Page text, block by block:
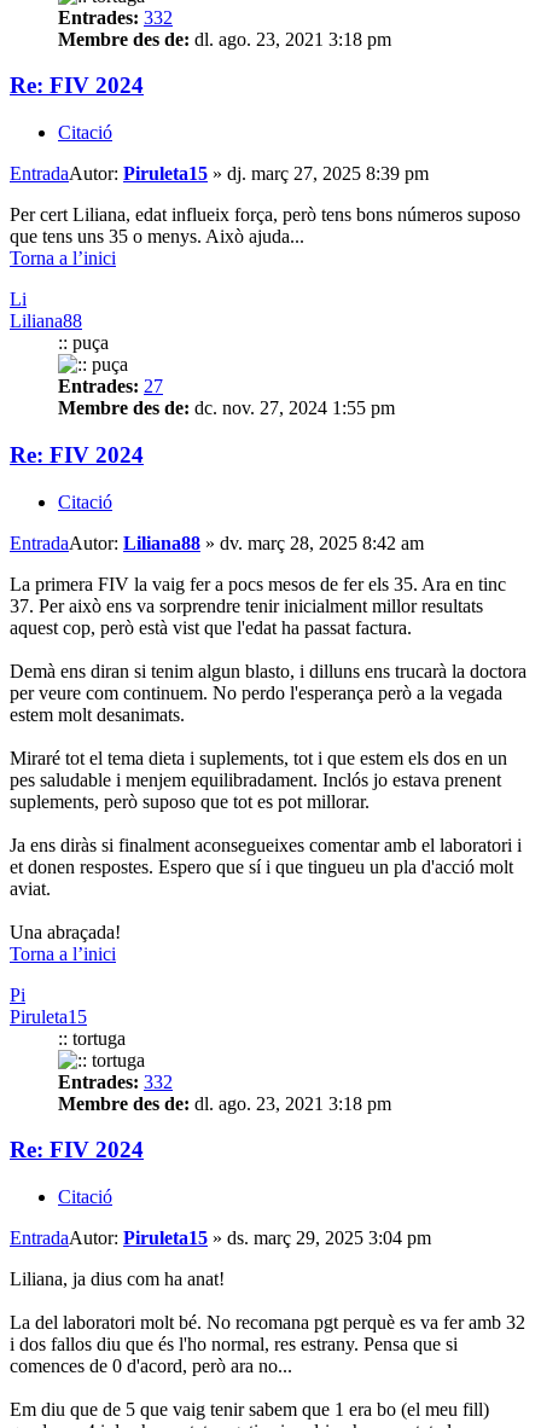
Entrades: 332
Membre des de: dl. ago. 23, 2021 3:18 pm
Re: FIV 2024
Citació
EntradaAutor: Piruleta15 » dj. març 27, 2025 8:39 pm
Per cert Liliana, edat influeix força, però tens bons números suposo
que tens uns 35 o menys. Això ajuda...
Torna a l’inici
Li
Liliana88
:: puça
Entrades: 27
Membre des de: dc. nov. 27, 2024 1:55 pm
Re: FIV 2024
Citació
EntradaAutor: Liliana88 » dv. març 28, 2025 8:42 am
La primera FIV la vaig fer a pocs mesos de fer els 35. Ara en tinc
37. Per això ens va sorprendre tenir inicialment millor resultats
aquest cop, però està vist que l'edat ha passat factura.
Demà ens diran si tenim algun blasto, i dilluns ens trucarà la doctora
per veure com continuem. No perdo l'esperança però a la vegada
estem molt desanimats.
Miraré tot el tema dieta i suplements, tot i que estem els dos en un
pes saludable i menjem equilibradament. Inclós jo estava prenent
suplements, però suposo que tot es pot millorar.
Ja ens diràs si finalment aconsegueixes comentar amb el laboratori i
et donen respostes. Espero que sí i que tingueu un pla d'acció molt
aviat.
Una abraçada!
Torna a l’inici
Pi
Piruleta15
:: tortuga
Entrades: 332
Membre des de: dl. ago. 23, 2021 3:18 pm
Re: FIV 2024
Citació
EntradaAutor: Piruleta15 » ds. març 29, 2025 3:04 pm
Liliana, ja dius com ha anat!
La del laboratori molt bé. No recomana pgt perquè es va fer amb 32
i dos fallos diu que és l'ho normal, res estrany. Pensa que si
comences de 0 d'acord, però ara no...
Em diu que de 5 que vaig tenir sabem que 1 era bo (el meu fill)